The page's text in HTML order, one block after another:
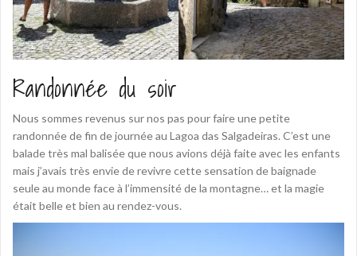
Randonnée du soir
Nous sommes revenus sur nos pas pour faire une petite
randonnée de fin de journée au Lagoa das Salgadeiras. C’est une
balade très mal balisée que nous avions déjà faite avec les enfants
mais j’avais très envie de revivre cette sensation de baignade
seule au monde face à l’immensité de la montagne… et la magie
était belle et bien au rendez-vous.